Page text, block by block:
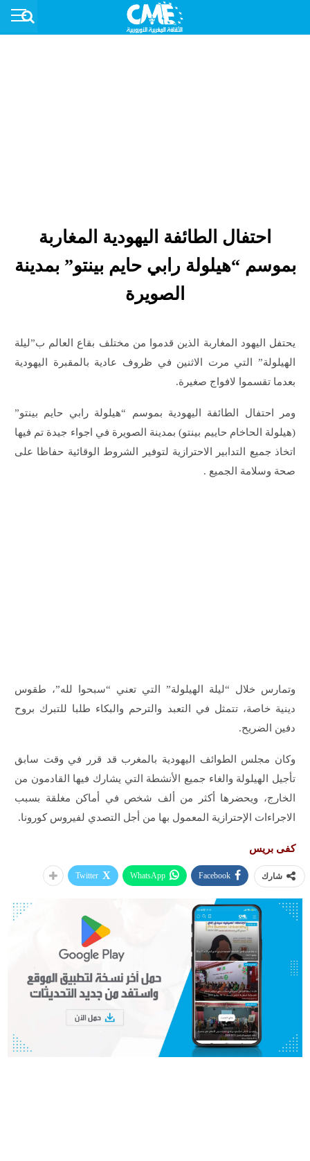
احتفال الطائفة اليهودية المغاربة
بموسم “هيلولة رابي حايم بينتو” بمدينة
الصويرة
يحتفل اليهود المغاربة الذين قدموا من مختلف بقاع العالم ب”ليلة
الهيلولة” التي مرت الاثنين في ظروف عادية بالمقبرة اليهودية
بعدما تقسموا لافواج صغيرة.
ومر احتفال الطائفة اليهودية بموسم “هيلولة رابي حايم بينتو”
(هيلولة الحاخام حاييم بينتو) بمدينة الصويرة في اجواء جيدة تم فيها
اتخاذ جميع التدابير الاحترازية لتوفير الشروط الوقائية حفاظا على
صحة وسلامة الجميع .
وتمارس خلال “ليلة الهيلولة” التي تعني “سبحوا لله”، طقوس
دينية خاصة، تتمثل في التعبد والترحم والبكاء طلبا للتبرك بروح
دفين الضريح.
وكان مجلس الطوائف اليهودية بالمغرب قد قرر في وقت سابق
تأجيل الهيلولة والغاء جميع الأنشطة التي يشارك فيها القادمون من
الخارج، ويحضرها أكثر من ألف شخص في أماكن مغلقة بسبب
الاجراءات الإحترازية المعمول بها من أجل التصدي لفيروس كورونا.
كفى بريس
شارك Facebook
WhatsApp
Twitter